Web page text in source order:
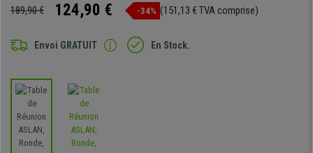
189,90 € 124,90 € -34% (151,13 € TVA comprise)
Envoi GRATUIT En Stock.